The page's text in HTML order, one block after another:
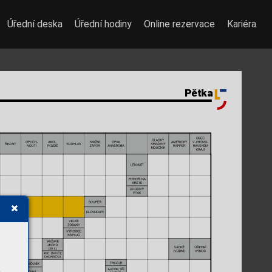
Pětka
Úřední deska Úřední hodiny Online rezervace Kariéra